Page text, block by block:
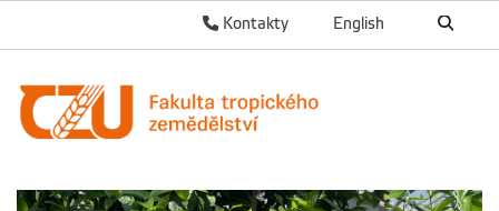
English
Kontakty